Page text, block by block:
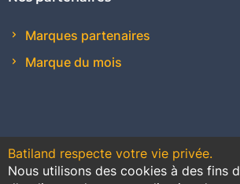
Marques partenaires
Marque du mois
Contact Conditions
Batiland respecte votre vie privée.
Nous utilisons des cookies à des fins